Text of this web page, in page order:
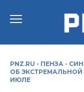
PNZ.RU - ПЕНЗА -
ОБ ЭКСТРЕМАЛЬНОЙ
ИЮЛЕ